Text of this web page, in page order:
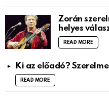
Zorán
helyes
READ MORE
Ki az előadó?
READ MORE